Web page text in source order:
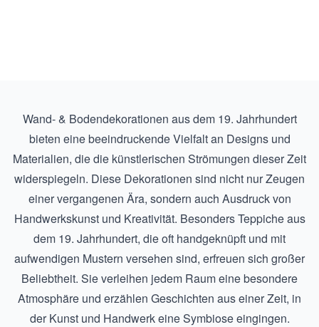
Wand- & Bodendekorationen aus dem 19. Jahrhundert
bieten eine beeindruckende Vielfalt an Designs und
Materialien, die die künstlerischen Strömungen dieser Zeit
widerspiegeln. Diese Dekorationen sind nicht nur Zeugen
einer vergangenen Ära, sondern auch Ausdruck von
Handwerkskunst und Kreativität. Besonders Teppiche aus
dem 19. Jahrhundert, die oft handgeknüpft und mit
aufwendigen Mustern versehen sind, erfreuen sich großer
Beliebtheit. Sie verleihen jedem Raum eine besondere
Atmosphäre und erzählen Geschichten aus einer Zeit, in
der Kunst und Handwerk eine Symbiose eingingen.